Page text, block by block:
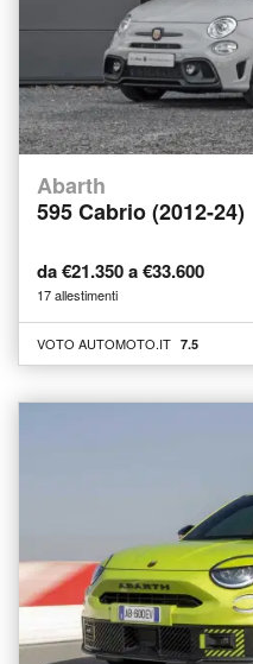
Abarth
595 Cabrio (2012-24)
da €21.350 a €33.600
17 allestimenti
VOTO AUTOMOTO.IT 7.5